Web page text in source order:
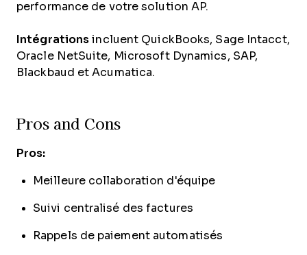
performance de votre solution AP.
Intégrations incluent QuickBooks, Sage Intacct,
Oracle NetSuite, Microsoft Dynamics, SAP,
Blackbaud et Acumatica.
Pros and Cons
Pros:
Meilleure collaboration d'équipe
Suivi centralisé des factures
Rappels de paiement automatisés